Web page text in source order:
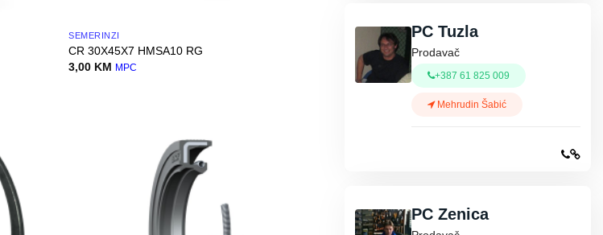
SEMERINZI
CR 30X45X7 HMSA10 RG
3,00 KM MPC
PC Tuzla
Prodavač
+387 61 825 009
Mehrudin Šabić
PC Zenica